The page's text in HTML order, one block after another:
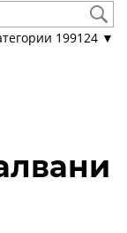
199124 ▼